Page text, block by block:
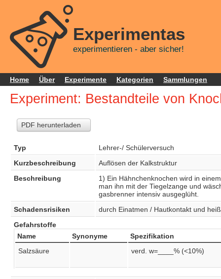
Experimentas
experimentieren - aber sicher!
Home Über Experimente Kategorien Sammlungen
Experiment: Bestandteile von
PDF herunterladen
Typ
Lehrer-/ Schülerversuch
Kurzbeschreibung
Auflösen der Kalkstruktur
Beschreibung
1) Ein Hähnchenknochen wird in
man ihn mit der Tiegelzange und
gasbrenner intensiv ausgeglüht.
Schadensrisiken
durch Einatmen / Hautkontakt und
Gefahrstoffe
Name
Synonyme
Spezifikation
Salzsäure
verd. w=____% (<10%)